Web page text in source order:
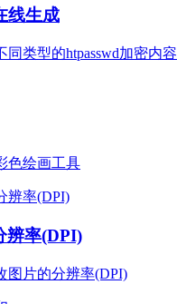
线生成
同类型的htpasswd加密内容
色绘画工具
辨率(DPI)
图片的分辨率(DPI)